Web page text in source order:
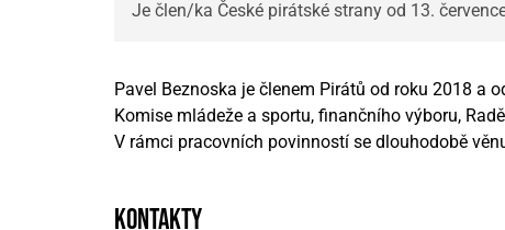
Je člen/ka České pirátské strany od 13.
Pavel Beznoska je členem Pirátů od roku 2018 a
Komise mládeže a sportu, finančního výboru,
V rámci pracovních povinností se dlouhodobě
kontakty